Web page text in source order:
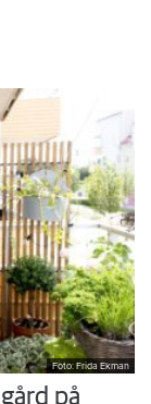
Foto: Frida Ekman
på